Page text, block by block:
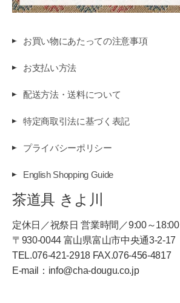
お買い物にあたっての注意事項
お支払い方法
配送方法・送料について
特定商取引法に基づく表記
プライバシーポリシー
English Shopping Guide
茶道具 きよ川
定休日／祝祭日 営業時間／9:00～18:00
〒930-0044 富山県富山市中央通3-2-17
TEL.076-421-2918 FAX.076-456-4817
E-mail：info@cha-dougu.co.jp